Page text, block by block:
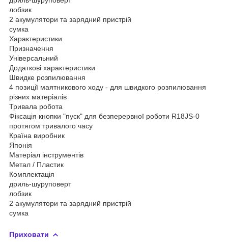
лобзик
2 акумулятори та зарядний пристрій
сумка
Характеристики
Призначення
Універсальний
Додаткові характеристики
Швидке розпилювання
4 позиції маятникового ходу - для швидкого розпилювання
різних матеріалів
Тривала робота
Фіксація кнопки "пуск" для безперервної роботи R18JS-0
протягом тривалого часу
Країна виробник
Японія
Матеріал інструментів
Метал / Пластик
Комплектація
дриль-шуруповерт
лобзик
2 акумулятори та зарядний пристрій
сумка
Приховати